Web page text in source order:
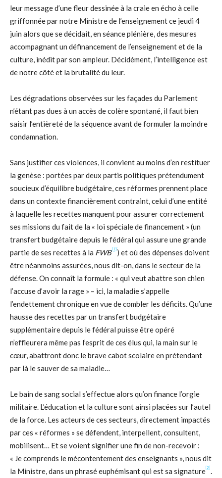
leur message d’une fleur dessinée à la craie en écho à celle
griffonnée par notre Ministre de l’enseignement ce jeudi 4
juin alors que se décidait, en séance plénière, des mesures
accompagnant un définancement de l’enseignement et de la
culture, inédit par son ampleur. Décidément, l’intelligence est
de notre côté et la brutalité du leur.
Les dégradations observées sur les façades du Parlement
n’étant pas dues à un accès de colère spontané, il faut bien
saisir l’entièreté de la séquence avant de formuler la moindre
condamnation.
Sans justifier ces violences, il convient au moins d’en restituer
la genèse : portées par deux partis politiques prétendument
soucieux d’équilibre budgétaire, ces réformes prennent place
dans un contexte financièrement contraint, celui d’une entité
à laquelle les recettes manquent pour assurer correctement
ses missions du fait de la « loi spéciale de financement » (un
transfert budgétaire depuis le fédéral qui assure une grande
partie de ses recettes à la FWB[1]) et où des dépenses doivent
être néanmoins assurées, nous dit-on, dans le secteur de la
défense. On connaît la formule : « qui veut abattre son chien
l’accuse d’avoir la rage » – ici, la maladie s’appelle
l’endettement chronique en vue de combler les déficits. Qu’une
hausse des recettes par un transfert budgétaire
supplémentaire depuis le fédéral puisse être opéré
n’effleurera même pas l’esprit de ces élus qui, la main sur le
cœur, abattront donc le brave cabot scolaire en prétendant
par là le sauver de sa maladie…
Le bain de sang social s’effectue alors qu’on finance l’orgie
militaire. L’éducation et la culture sont ainsi placées sur l’autel
de la force. Les acteurs de ces secteurs, directement impactés
par ces « réformes » se défendent, interpellent, consultent,
mobilisent… Et se voient signifier une fin de non-recevoir :
« Je comprends le mécontentement des enseignants », nous dit
la Ministre, dans un phrasé euphémisant qui est sa signature[2].